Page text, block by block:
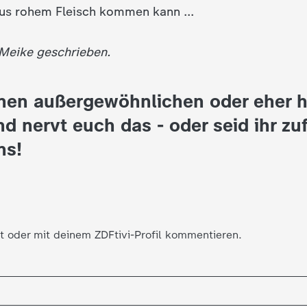
rohem Fleisch kommen kann ...
geschrieben.
außergewöhnlichen oder eher
nervt euch das - oder seid ihr
oder mit deinem ZDFtivi-Profil kommentieren.